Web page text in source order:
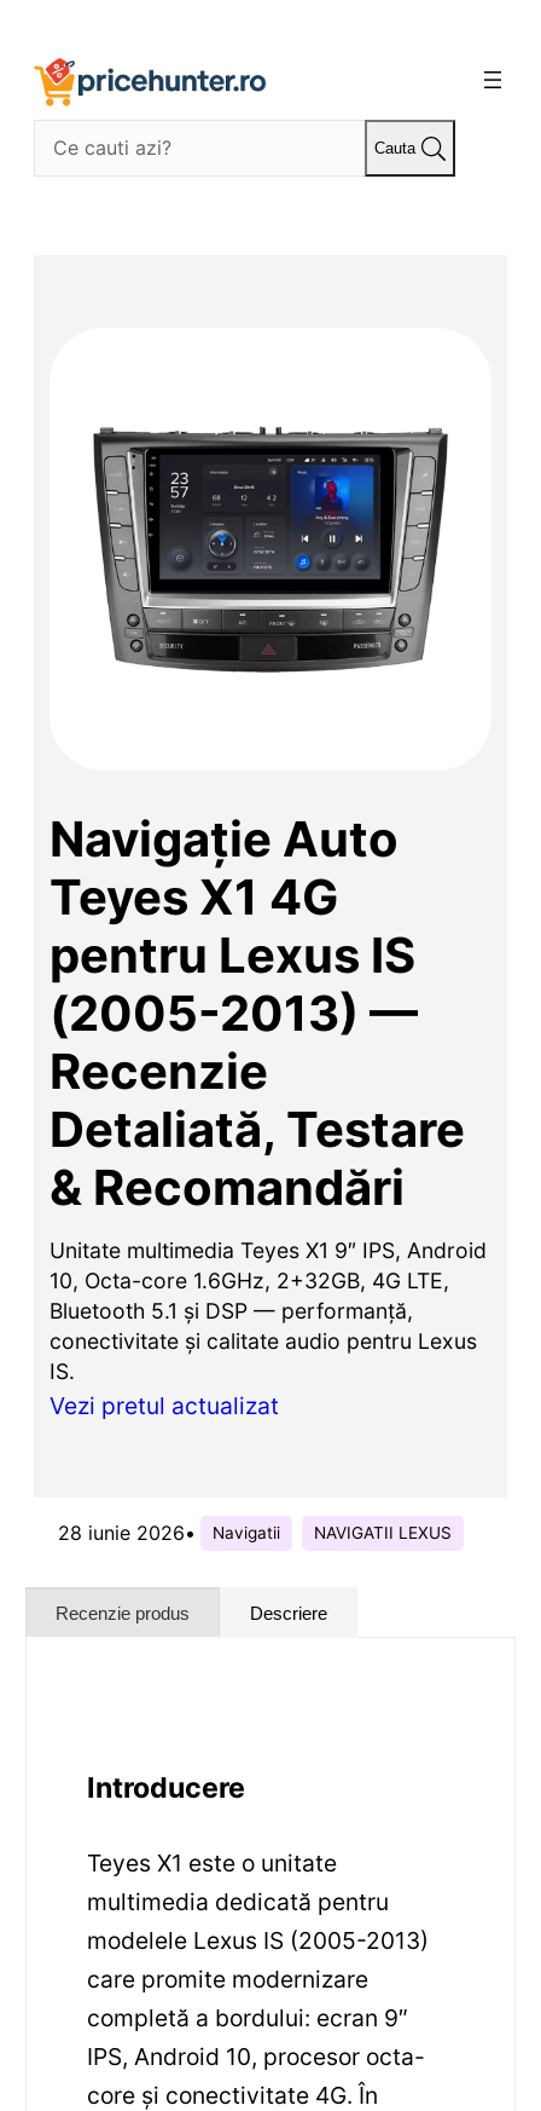
conținut
Cauta
Navigație Auto
Teyes X1 4G
pentru Lexus IS
(2005-2013) —
Recenzie
Detaliată, Testare
& Recomandări
Unitate multimedia Teyes X1 9″ IPS, Android
10, Octa-core 1.6GHz, 2+32GB, 4G LTE,
Bluetooth 5.1 și DSP — performanță,
conectivitate și calitate audio pentru Lexus
IS.
Vezi pretul actualizat
28 iunie 2026• Navigatii NAVIGATII LEXUS
Recenzie produs Descriere
Introducere
Teyes X1 este o unitate
multimedia dedicată pentru
modelele Lexus IS (2005-2013)
care promite modernizare
completă a bordului: ecran 9″
IPS, Android 10, procesor octa-
core și conectivitate 4G. În